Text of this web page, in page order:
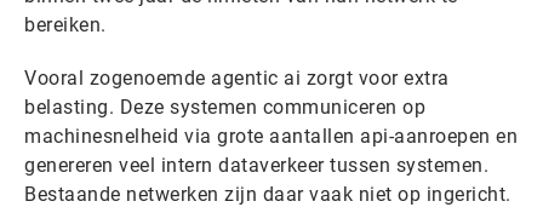
bereiken.
Vooral zogenoemde agentic ai zorgt voor extra
belasting. Deze systemen communiceren op
machinesnelheid via grote aantallen api-aanroepen en
genereren veel intern dataverkeer tussen systemen.
Bestaande netwerken zijn daar vaak niet op ingericht.